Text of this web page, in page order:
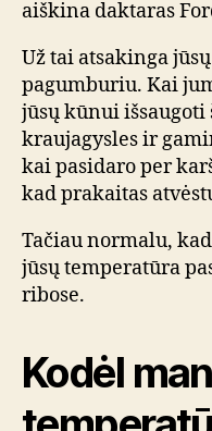
aiškina daktaras
Už tai atsakinga
pagumburiu. Kai
jūsų kūnui
kraujagysles ir
kai pasidaro per
kad prakaitas
Tačiau normalu,
jūsų temperatūra
ribose.
Kodėl